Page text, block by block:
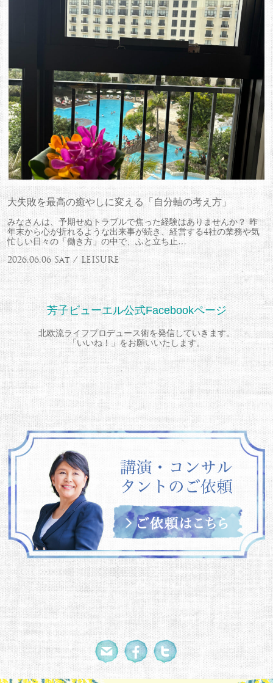
大失敗を最高の癒やしに変える「自分軸の考え方」
みなさんは、予期せぬトラブルで焦った経験はありませんか？ 昨
年末から心が折れるような出来事が続き、経営する4社の業務や気
忙しい日々の「働き方」の中で、ふと立ち止…
2026.06.06 Sat / LEISURE
芳子ビューエル公式Facebookページ
北欧流ライフプロデュース術を発信していきます。
「いいね！」をお願いいたします。